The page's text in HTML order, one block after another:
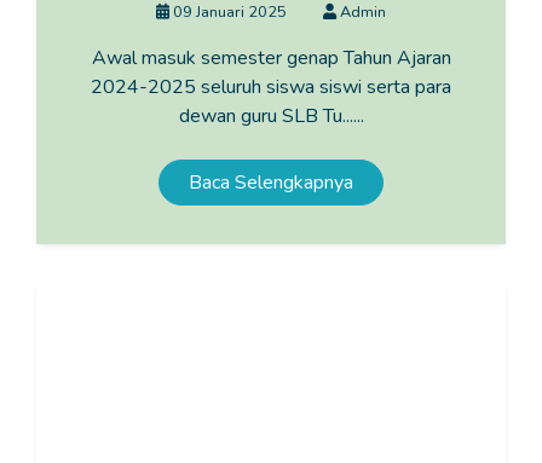
09 Januari 2025 Admin
Awal masuk semester genap Tahun Ajaran
2024-2025 seluruh siswa siswi serta para
dewan guru SLB Tu......
Baca Selengkapnya